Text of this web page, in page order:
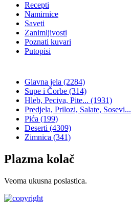
Recepti
Namirnice
Saveti
Zanimljivosti
Poznati kuvari
Putopisi
Glavna jela (2284)
Supe i Čorbe (314)
Hleb, Peciva, Pite... (1931)
Predjela, Prilozi, Salate, Sosevi...
Pića (199)
Deserti (4309)
Zimnica (341)
Plazma kolač
Veoma ukusna poslastica.